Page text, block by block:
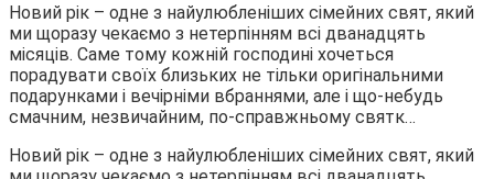
Новий рік – одне з найулюбленіших сімейних свят, який
ми щоразу чекаємо з нетерпінням всі дванадцять
місяців. Саме тому кожній господині хочеться
порадувати своїх близьких не тільки оригінальними
подарунками і вечірніми вбраннями, але і що-небудь
смачним, незвичайним, по-справжньому святк…
Новий рік – одне з найулюбленіших сімейних свят, який